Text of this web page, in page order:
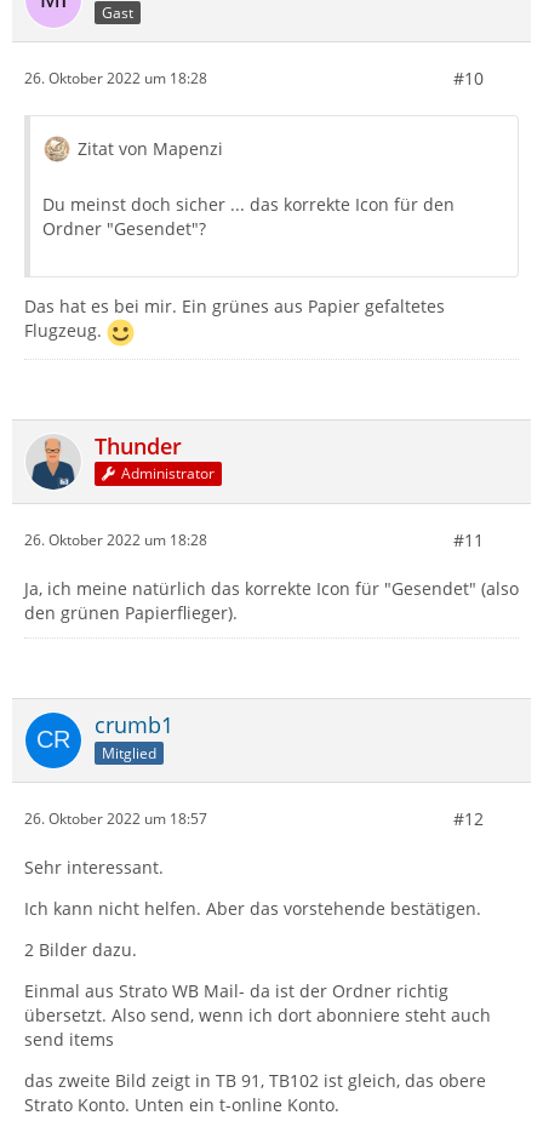
Gast
26. Oktober 2022 um 18:28 #10
Zitat von Mapenzi
Du meinst doch sicher ... das korrekte Icon für den
Ordner "Gesendet"?
Das hat es bei mir. Ein grünes aus Papier gefaltetes
Flugzeug.
Thunder
Administrator
26. Oktober 2022 um 18:28 #11
Ja, ich meine natürlich das korrekte Icon für "Gesendet" (also
den grünen Papierflieger).
crumb1
Mitglied
26. Oktober 2022 um 18:57 #12
Sehr interessant.
Ich kann nicht helfen. Aber das vorstehende bestätigen.
2 Bilder dazu.
Einmal aus Strato WB Mail- da ist der Ordner richtig
übersetzt. Also send, wenn ich dort abonniere steht auch
send items
das zweite Bild zeigt in TB 91, TB102 ist gleich, das obere
Strato Konto. Unten ein t-online Konto.